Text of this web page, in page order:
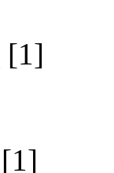
[1]
[1]